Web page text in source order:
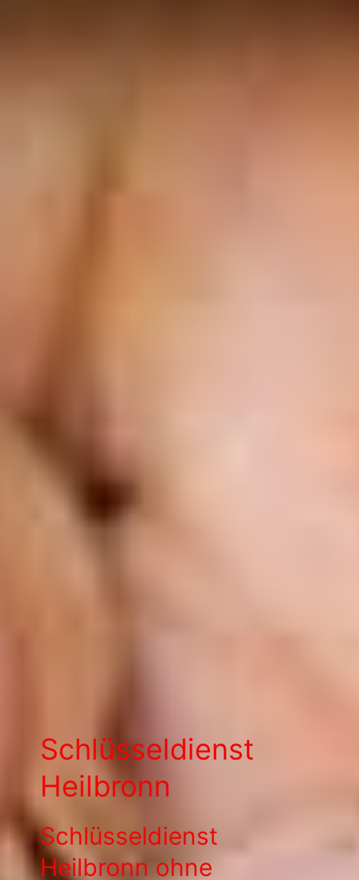
Schlüsseldienst
Heilbronn
Schlüsseldienst
Heilbronn ohne